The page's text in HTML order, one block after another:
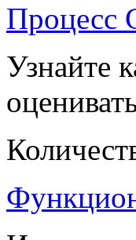
Процесс
Узнайте